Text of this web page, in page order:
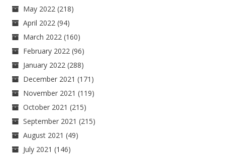
May 2022 (218)
April 2022 (94)
March 2022 (160)
February 2022 (96)
January 2022 (288)
December 2021 (171)
November 2021 (119)
October 2021 (215)
September 2021 (215)
August 2021 (49)
July 2021 (146)